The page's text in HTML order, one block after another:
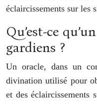
éclaircissements sur les
Qu’est-ce
gardiens ?
Un oracle, dans un
divination utilisé pour
et des éclaircissements